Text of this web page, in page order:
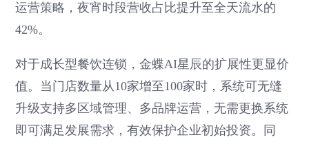
运营策略，夜宵时段营收占比提升至全天流水的
42%。
对于成长型餐饮连锁，金蝶AI星辰的扩展性更显价
值。当门店数量从10家增至100家时，系统可无缝
升级支持多区域管理、多品牌运营，无需更换系统
即可满足发展需求，有效保护企业初始投资。同